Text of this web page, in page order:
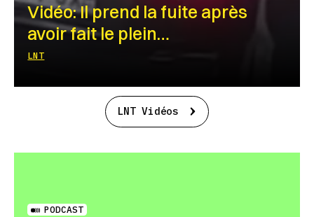
Vidéo: Il prend la fuite après
avoir fait le plein…
LNT
LNT Vidéos
PODCAST